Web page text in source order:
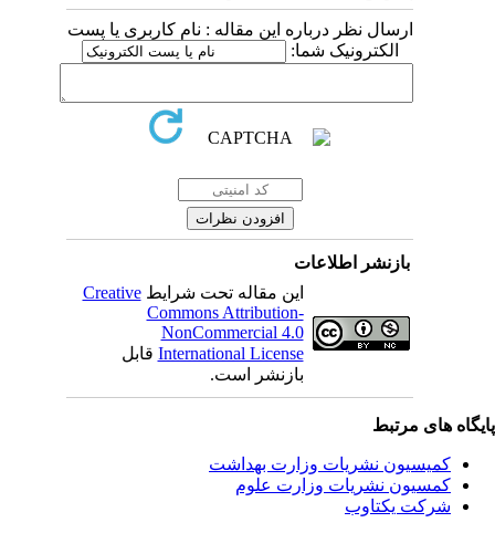
ارسال نظر درباره این مقاله : نام کاربری یا پست
الکترونیک شما:
بازنشر اطلاعات
این مقاله تحت شرایطCreative
Commons Attribution-
NonCommercial 4.0
International Licenseقابل
بازنشر است.
های مرتبط
کمیسیون نشریات وزارت بهداشت
کمسیون نشریات وزارت علوم
شرکت یکتاوب